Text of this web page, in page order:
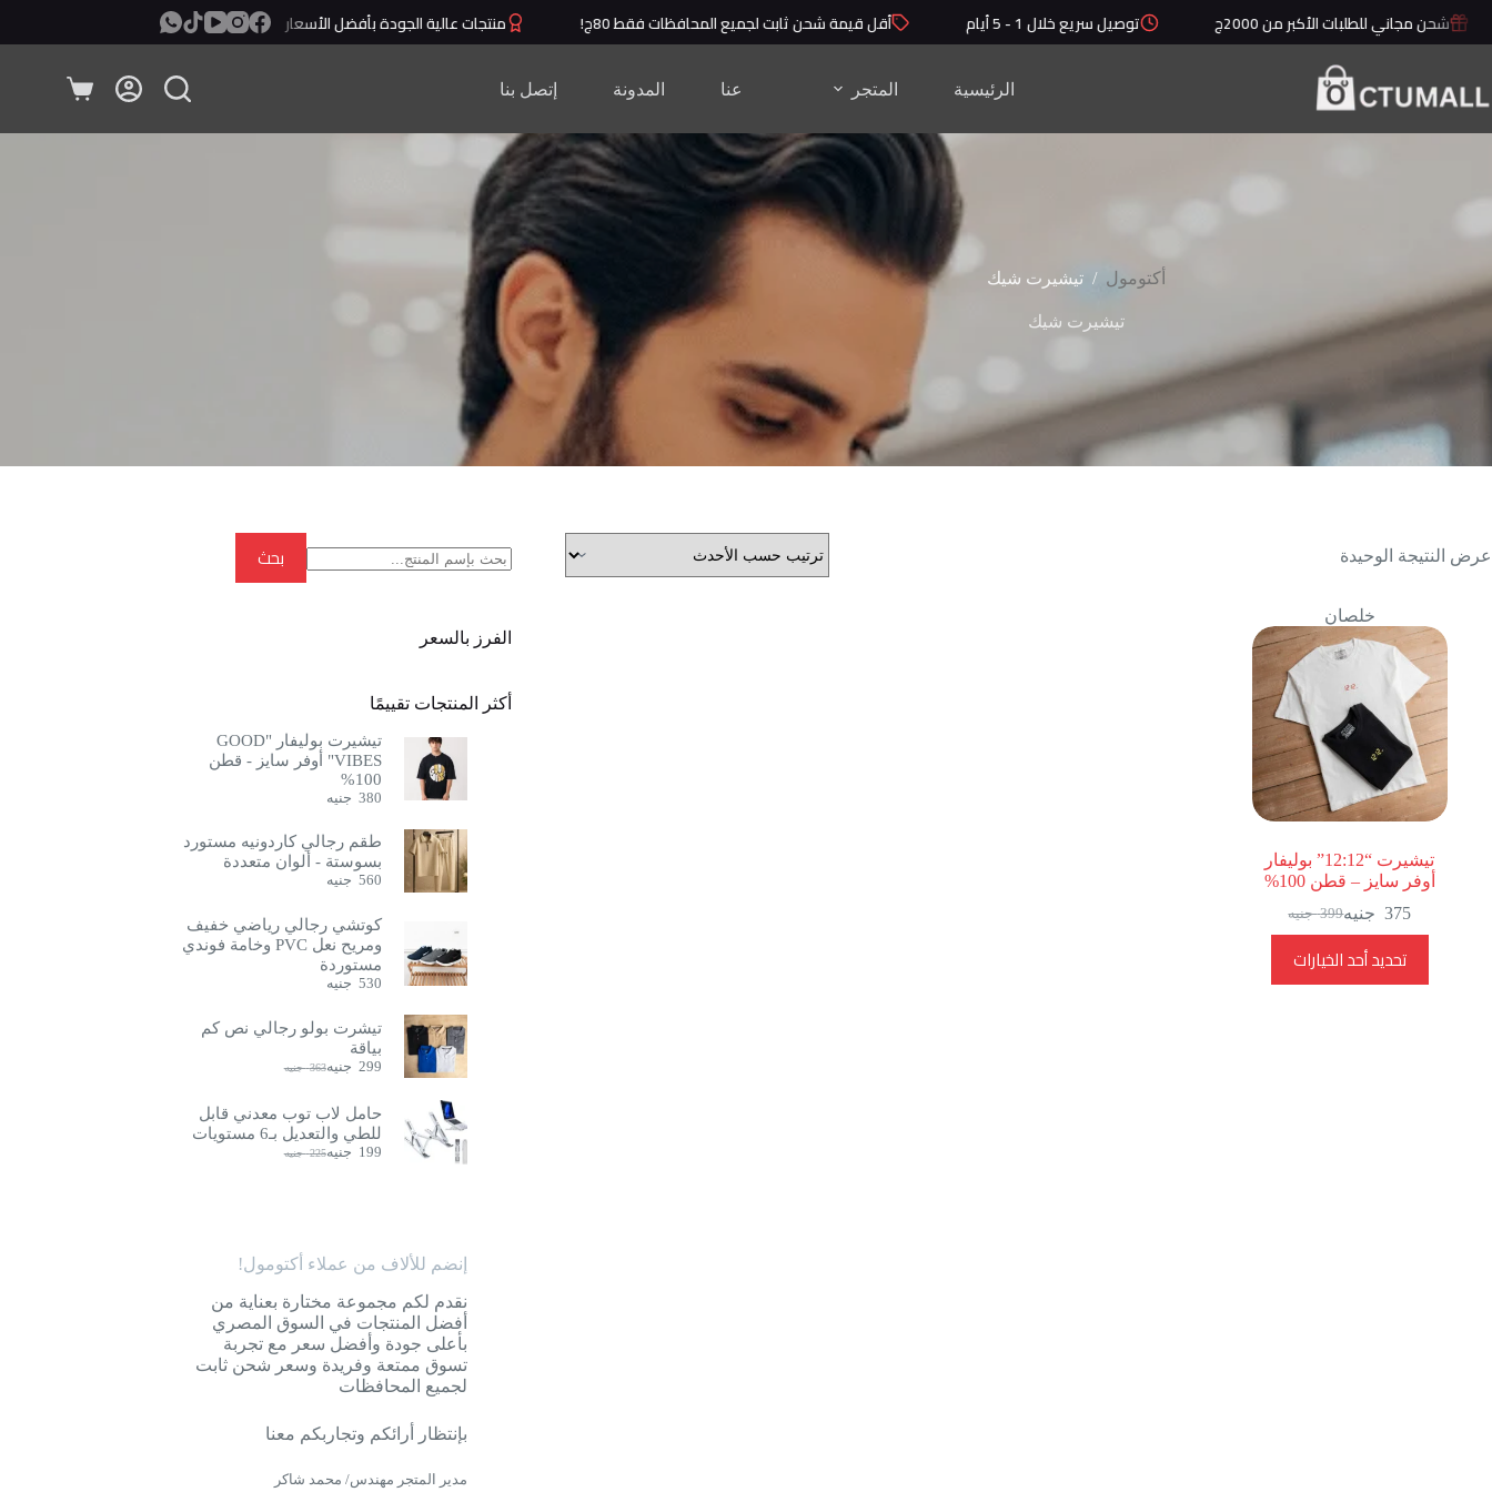
شحن مجاني للطلبات الأكبر من 2000ج توصيل سريع خلال 1 - 5 أيام أقل قيمة شحن ثابت لجميع المحافظات فقط 80ج! منتجات عالية الجودة بأفضل الأسعار معاينة ودفع عند الإستلام!
الرئيسية المتجر عنا المدونة إتصل بنا
عربة
أكتومول / تيشيرت شيك
تيشيرت شيك
عرض النتيجة الوحيدة
خلصان
تيشيرت “12:12” بوليفار
أوفر سايز – قطن 100%
399 جنيهالسعر
هو:
399
375 جنيهالسعر
هو:
375
تحديد أحد الخيارات
العديد
من
بحث
الفرز بالسعر
أكثر المنتجات تقييمًا
تيشيرت بوليفار "GOOD
VIBES" أوفر سايز - قطن
100%
380 جنيه
طقم رجالي كاردونيه مستورد
بسوستة - ألوان متعددة
560 جنيه
كوتشي رجالي رياضي خفيف
ومريح نعل PVC وخامة فوندي
مستوردة
530 جنيه
تيشرت بولو رجالي نص كم
بياقة
363 جنيهالسعر
هو:
جنيه.
299 جنيهالسعر
هو:
جنيه.
حامل لاب توب معدني قابل
للطي والتعديل بـ6 مستويات
225 جنيهالسعر
199 جنيهالسعر
إنضم للألاف من عملاء أكتومول!
نقدم لكم مجموعة مختارة بعناية من
أفضل المنتجات في السوق المصري
بأعلى جودة وأفضل سعر مع تجربة
تسوق ممتعة وفريدة وسعر شحن ثابت
لجميع المحافظات
بإنتظار أرائكم وتجاربكم معنا
مدير المتجر مهندس/ محمد شاكر